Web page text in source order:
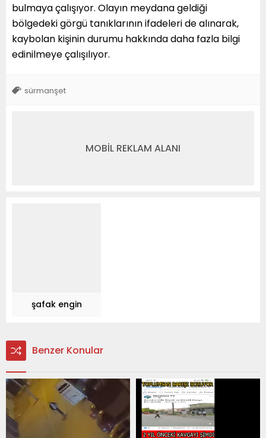
bulmaya çalışıyor. Olayın meydana geldiği
bölgedeki görgü tanıklarının ifadeleri de alınarak,
kaybolan kişinin durumu hakkında daha fazla bilgi
edinilmeye çalışılıyor.
sürmanşet
MOBİL REKLAM ALANI
şafak engin
Benzer Konular